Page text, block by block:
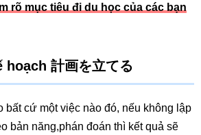
rõ mục tiêu đi du học của các bạn
計画を立てる
bất cứ một việc nào đó, nếu không lập
bản năng,phán đoán thì kết quả sẽ